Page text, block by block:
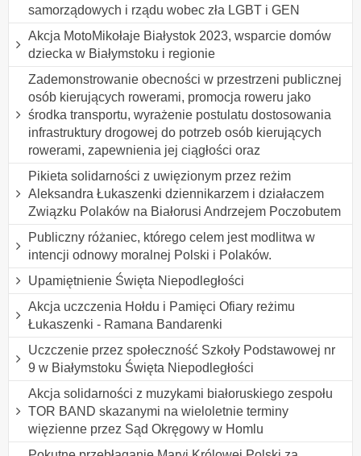
samorządowych i rządu wobec zła LGBT i GEN
Akcja MotoMikołaje Białystok 2023, wsparcie domów
dziecka w Białymstoku i regionie
Zademonstrowanie obecności w przestrzeni publicznej
osób kierujących rowerami, promocja roweru jako
środka transportu, wyrażenie postulatu dostosowania
infrastruktury drogowej do potrzeb osób kierujących
rowerami, zapewnienia jej ciągłości oraz
Pikieta solidarności z uwięzionym przez reżim
Aleksandra Łukaszenki dziennikarzem i działaczem
Związku Polaków na Białorusi Andrzejem Poczobutem
Publiczny różaniec, którego celem jest modlitwa w
intencji odnowy moralnej Polski i Polaków.
Upamiętnienie Święta Niepodległości
Akcja uczczenia Hołdu i Pamięci Ofiary reżimu
Łukaszenki - Ramana Bandarenki
Uczczenie przez społeczność Szkoły Podstawowej nr
9 w Białymstoku Święta Niepodległości
Akcja solidarności z muzykami białoruskiego zespołu
TOR BAND skazanymi na wieloletnie terminy
więzienne przez Sąd Okręgowy w Homlu